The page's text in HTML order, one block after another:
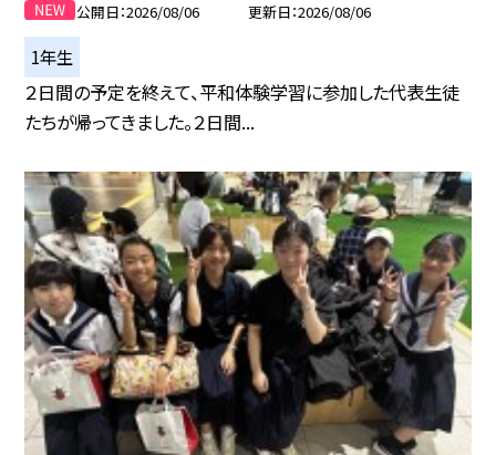
公開日 2026/08/06 更新日 2026/08/06
1年生
２日間の予定を終えて、平和体験学習に参加した代表生徒
たちが帰ってきました。２日間...